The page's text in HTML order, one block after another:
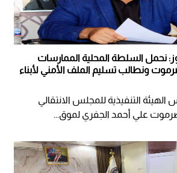
نحمل السلطة المحلية الممارسات
ونطالب تسليم الملف الأمني لأبناء
الهيئة التنفيذية للمجلس الانتقالي
علي أحمد الجفري لموق...